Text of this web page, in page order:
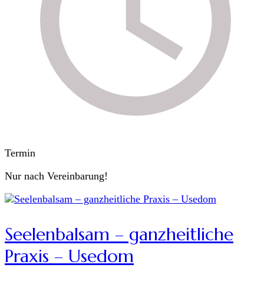
Termin
Nur nach Vereinbarung!
Seelenbalsam – ganzheitliche
Praxis – Usedom